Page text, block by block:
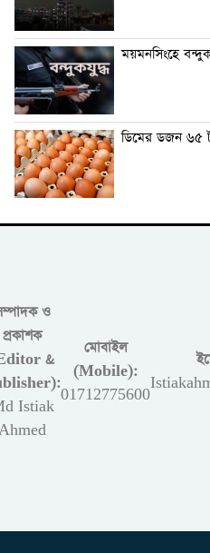
ময়মনসিংহে
ডিমের ডজন ৬৫
ও
প্রকাশক
&
Istiak
মোবাইল
(Mobile):
01712775600